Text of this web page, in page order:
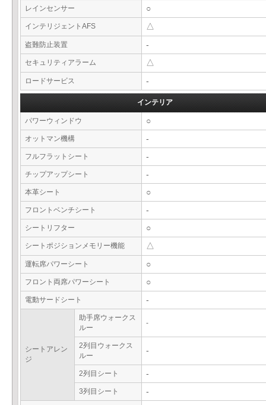
レインセンサー ○
インテリジェントAFS △
盗難防止装置 -
セキュリティアラーム △
ロードサービス -
インテリア
パワーウィンドウ ○
オットマン機構 -
フルフラットシート -
チップアップシート -
本革シート ○
フロントベンチシート -
シートリフター ○
シートポジションメモリー機能 △
運転席パワーシート ○
フロント両席パワーシート ○
電動サードシート -
シートアレン
ジ
助手席ウォークス
ルー
-
2列目ウォークス
ルー
-
2列目シート -
3列目シート -